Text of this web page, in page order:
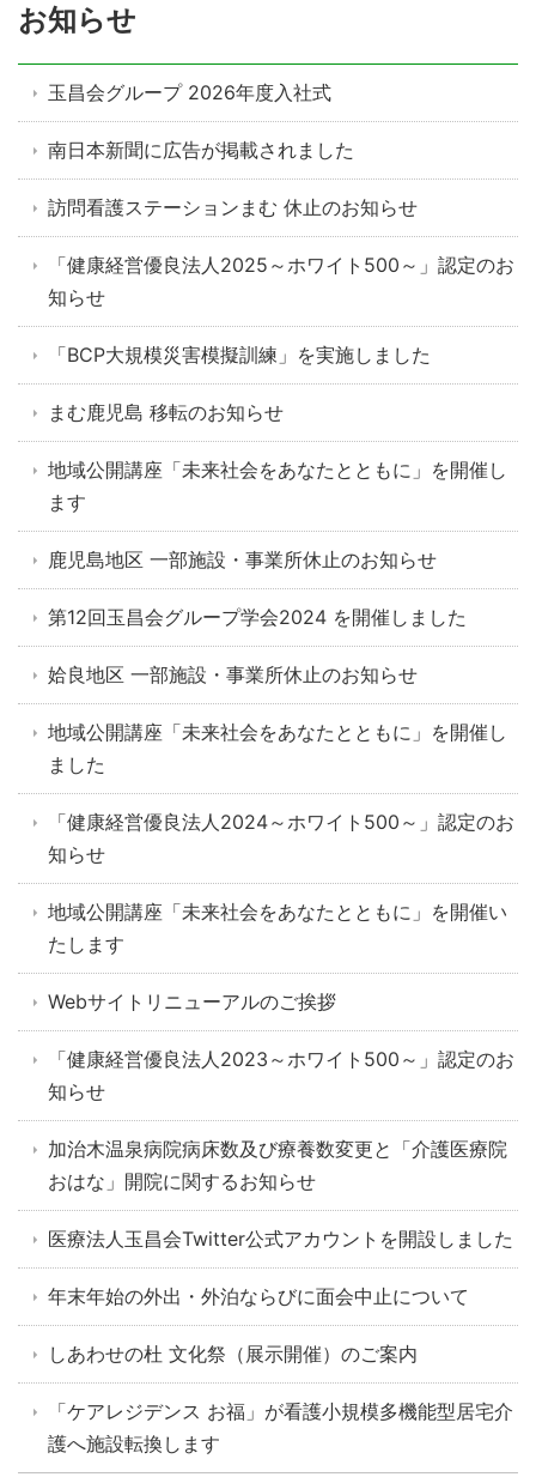
お知らせ
玉昌会グループ 2026年度入社式
南日本新聞に広告が掲載されました
訪問看護ステーションまむ 休止のお知らせ
「健康経営優良法人2025～ホワイト500～」認定のお
知らせ
「BCP大規模災害模擬訓練」を実施しました
まむ鹿児島 移転のお知らせ
地域公開講座「未来社会をあなたとともに」を開催し
ます
鹿児島地区 一部施設・事業所休止のお知らせ
第12回玉昌会グループ学会2024 を開催しました
姶良地区 一部施設・事業所休止のお知らせ
地域公開講座「未来社会をあなたとともに」を開催し
ました
「健康経営優良法人2024～ホワイト500～」認定のお
知らせ
地域公開講座「未来社会をあなたとともに」を開催い
たします
Webサイトリニューアルのご挨拶
「健康経営優良法人2023～ホワイト500～」認定のお
知らせ
加治木温泉病院病床数及び療養数変更と「介護医療院
おはな」開院に関するお知らせ
医療法人玉昌会Twitter公式アカウントを開設しました
年末年始の外出・外泊ならびに面会中止について
しあわせの杜 文化祭（展示開催）のご案内
「ケアレジデンス お福」が看護小規模多機能型居宅介
護へ施設転換します